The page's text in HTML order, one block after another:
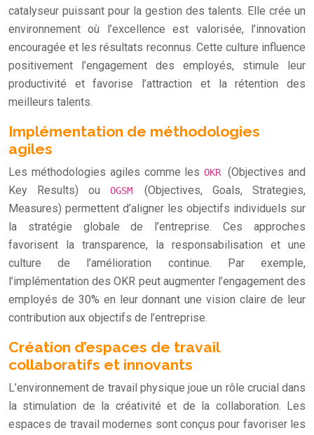
catalyseur puissant pour la gestion des talents. Elle crée un
environnement où l’excellence est valorisée, l’innovation
encouragée et les résultats reconnus. Cette culture influence
positivement l’engagement des employés, stimule leur
productivité et favorise l’attraction et la rétention des
meilleurs talents.
Implémentation de méthodologies
agiles
Les méthodologies agiles comme lesOKR(Objectives and
Key Results) ou
OGSM(Objectives, Goals, Strategies,
Measures) permettent d’aligner les objectifs individuels sur
la stratégie globale de l’entreprise. Ces approches
favorisent la transparence, la responsabilisation et une
culture de l’amélioration continue. Par exemple,
l’implémentation des OKR peut augmenter l’engagement des
employés de 30% en leur donnant une vision claire de leur
contribution aux objectifs de l’entreprise.
Création d’espaces de travail
collaboratifs et innovants
L’environnement de travail physique joue un rôle crucial dans
la stimulation de la créativité et de la collaboration. Les
espaces de travail modernes sont conçus pour favoriser les